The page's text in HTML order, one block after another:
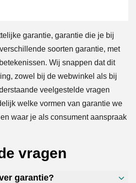
garantie, garantie die je bij
soorten garantie, met
Wij snappen dat dit
zowel bij de webwinkel als bij
veelgestelde vragen
welke vormen van garantie we
waar je als consument aanspraak
vragen
garantie?